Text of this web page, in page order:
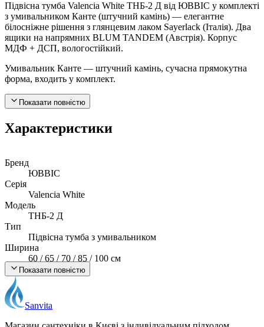
Підвісна тумба Valencia White ТНБ-2 Д від ЮВВІС у комплекті
з умивальником Канте (штучний камінь) — елегантне
білосніжне рішення з глянцевим лаком Sayerlack (Італія). Два
ящики на напрямних BLUM TANDEM (Австрія). Корпус
МДФ + ДСП, вологостійкий.
Умивальник Канте — штучний камінь, сучасна прямокутна
форма, входить у комплект.
Показати повністю
Характеристики
Бренд
ЮВВІС
Серія
Valencia White
Модель
ТНБ-2 Д
Тип
Підвісна тумба з умивальником
Ширина
60 / 65 / 70 / 85 / 100 см
Висота (підвісна)
560 мм
Глибина
433 мм
Матеріал корпусу
МДФ + ДСП, вологостійкий
Показати повністю
Sanvita